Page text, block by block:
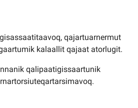
qajartuarnermut
kalaallit qajaat atorlugit.
qalipaatigissaartunik